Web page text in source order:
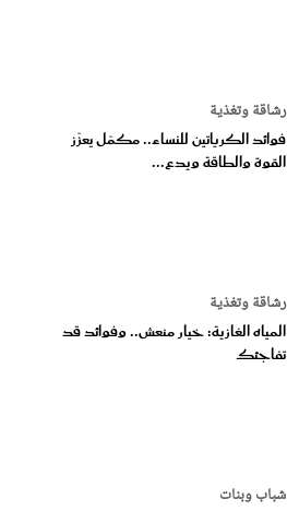
رشاقة وتغذية
فوائد الكرياتين للنساء.. مكمّل يعزّز
القوة والطاقة ويدع...
رشاقة وتغذية
المياه الغازية: خيار منعش.. وفوائد قد
تفاجئك
شباب وبنات